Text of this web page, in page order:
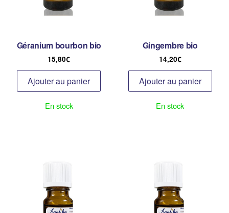
Géranium bourbon bio
15,80€
Ajouter au panier
En stock
Gingembre bio
14,20€
Ajouter au panier
En stock